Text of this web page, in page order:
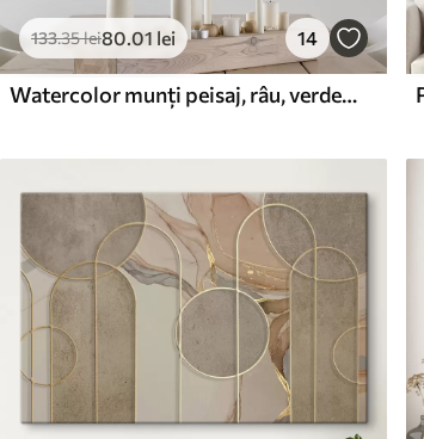
133.35lei80.01 lei 14
Watercolor munți peisaj, râu, verde și albastru culori